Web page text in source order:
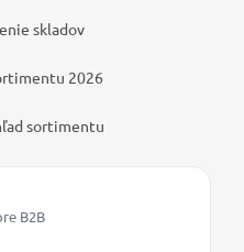
skladov
2026
sortimentu
B2B